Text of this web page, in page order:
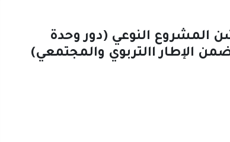
المشروع النوعي (دور وحدة
الإطار االتربوي والمجتمعي)